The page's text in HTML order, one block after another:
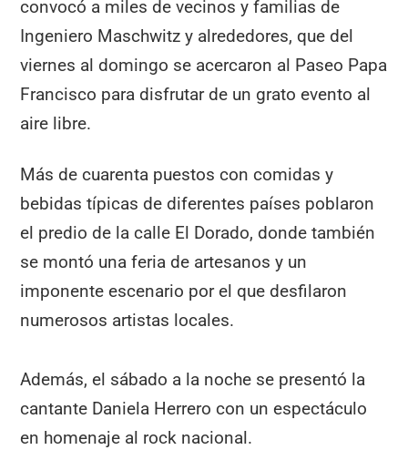
convocó a miles de vecinos y familias de
Ingeniero Maschwitz y alrededores, que del
viernes al domingo se acercaron al Paseo Papa
Francisco para disfrutar de un grato evento al
aire libre.
Más de cuarenta puestos con comidas y
bebidas típicas de diferentes países poblaron
el predio de la calle El Dorado, donde también
se montó una feria de artesanos y un
imponente escenario por el que desfilaron
numerosos artistas locales.
Además, el sábado a la noche se presentó la
cantante Daniela Herrero con un espectáculo
en homenaje al rock nacional.